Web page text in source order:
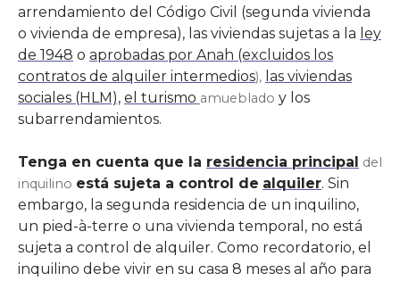
arrendamiento del Código Civil (segunda vivienda
o vivienda de empresa), las viviendas sujetas a la ley
de 1948 o aprobadas por Anah (excluidos los
contratos de alquiler intermedios), las viviendas
sociales (HLM), el turismo amueblado y los
subarrendamientos.
Tenga en cuenta que la residencia principal del
inquilino está sujeta a control de alquiler. Sin
embargo, la segunda residencia de un inquilino,
un pied-à-terre o una vivienda temporal, no está
sujeta a control de alquiler. Como recordatorio, el
inquilino debe vivir en su casa 8 meses al año para